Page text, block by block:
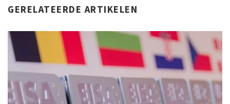
GERELATEERDE ARTIKELEN